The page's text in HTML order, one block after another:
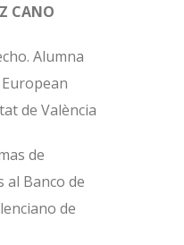
CANO
Alumna
de València
de
al Banco de
de